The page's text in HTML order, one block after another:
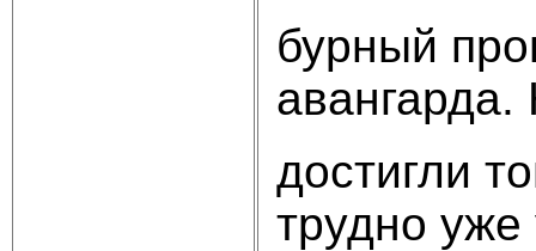
бурный
авангарда.
достигли
трудно уже